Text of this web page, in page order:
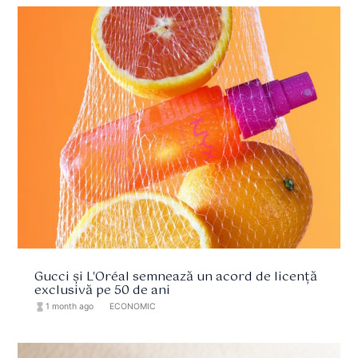
Gucci și L'Oréal semnează un acord de licență
exclusivă pe 50 de ani
hourglass_full 1 month ago ECONOMIC